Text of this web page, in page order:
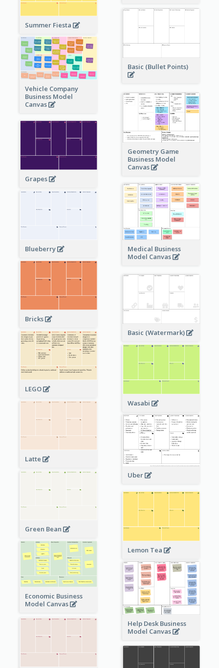
Summer Fiesta
Basic (Bullet Points)
Vehicle Company
Business Model
Canvas
Geometry Game
Business Model
Canvas
Grapes
Medical Business
Model Canvas
Blueberry
Bricks
Basic (Watermark)
LEGO
Wasabi
Latte
Uber
Green Bean
Lemon Tea
Economic Business
Model Canvas
Help Desk Business
Model Canvas